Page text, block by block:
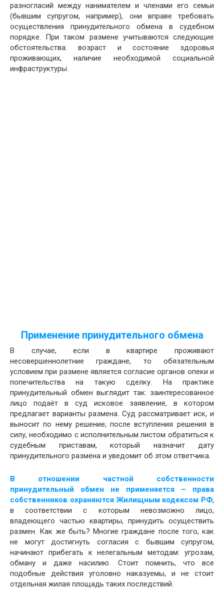
разногласий между нанимателем и членами его семьи
(бывшим супругом, например), они вправе требовать
осуществления принудительного обмена в судебном
порядке. При таком размене учитываются следующие
обстоятельства: возраст и состояние здоровья
проживающих, наличие необходимой социальной
инфраструктуры.
Применение принудительного обмена
В случае, если в квартире проживают
несовершеннолетние граждане, то обязательным
условием при размене является согласие органов опеки и
попечительства на такую сделку. На практике
принудительный обмен выглядит так: заинтересованное
лицо подаёт в суд исковое заявление, в котором
предлагает варианты размена. Суд рассматривает иск, и
выносит по нему решение; после вступления решения в
силу, необходимо с исполнительным листом обратиться к
судебным приставам, который назначит дату
принудительного размена и уведомит об этом ответчика.
В отношении частной собственности
принудительный обмен не применяется – права
собственников охраняются Жилищным кодексом РФ,
в соответствии с которым невозможно лицо,
владеющего частью квартиры, принудить осуществить
размен. Как же быть? Многие граждане после того, как
не могут достигнуть согласия с бывшим супругом,
начинают прибегать к нелегальным методам: угрозам,
обману и даже насилию. Стоит помнить, что все
подобные действия уголовно наказуемы, и не стоит
отдельная жилая площадь таких последствий.